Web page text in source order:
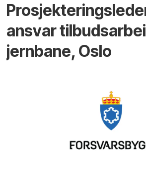
ansvar
jernbane, Oslo